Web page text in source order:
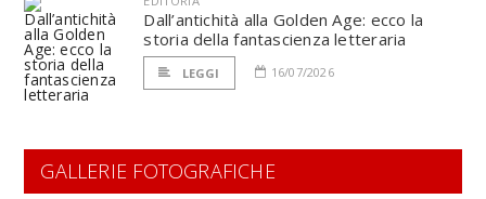
Dall’antichità alla Golden Age: ecco la
storia della fantascienza letteraria
LEGGI 16/07/2026
GALLERIE FOTOGRAFICHE